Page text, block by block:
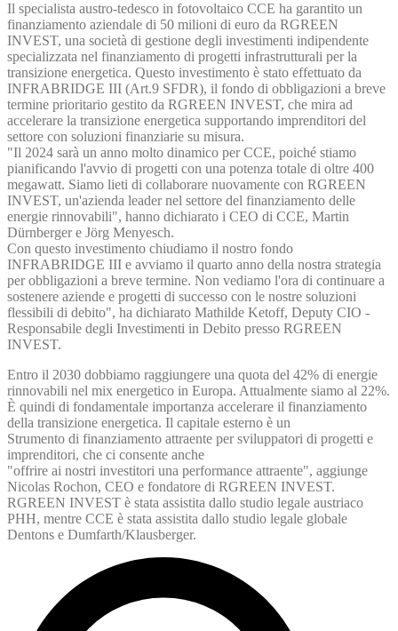
Il specialista austro-tedesco in fotovoltaico CCE ha garantito un
finanziamento aziendale di 50 milioni di euro da RGREEN
INVEST, una società di gestione degli investimenti indipendente
specializzata nel finanziamento di progetti infrastrutturali per la
transizione energetica. Questo investimento è stato effettuato da
INFRABRIDGE III (Art.9 SFDR), il fondo di obbligazioni a breve
termine prioritario gestito da RGREEN INVEST, che mira ad
accelerare la transizione energetica supportando imprenditori del
settore con soluzioni finanziarie su misura.
"Il 2024 sarà un anno molto dinamico per CCE, poiché stiamo
pianificando l'avvio di progetti con una potenza totale di oltre 400
megawatt. Siamo lieti di collaborare nuovamente con RGREEN
INVEST, un'azienda leader nel settore del finanziamento delle
energie rinnovabili", hanno dichiarato i CEO di CCE, Martin
Dürnberger e Jörg Menyesch.
Con questo investimento chiudiamo il nostro fondo
INFRABRIDGE III e avviamo il quarto anno della nostra strategia
per obbligazioni a breve termine. Non vediamo l'ora di continuare a
sostenere aziende e progetti di successo con le nostre soluzioni
flessibili di debito", ha dichiarato Mathilde Ketoff, Deputy CIO -
Responsabile degli Investimenti in Debito presso RGREEN
INVEST.
Entro il 2030 dobbiamo raggiungere una quota del 42% di energie
rinnovabili nel mix energetico in Europa. Attualmente siamo al 22%.
È quindi di fondamentale importanza accelerare il finanziamento
della transizione energetica. Il capitale esterno è un
Strumento di finanziamento attraente per sviluppatori di progetti e
imprenditori, che ci consente anche
"offrire ai nostri investitori una performance attraente", aggiunge
Nicolas Rochon, CEO e fondatore di RGREEN INVEST.
RGREEN INVEST è stata assistita dallo studio legale austriaco
PHH, mentre CCE è stata assistita dallo studio legale globale
Dentons e Dumfarth/Klausberger.